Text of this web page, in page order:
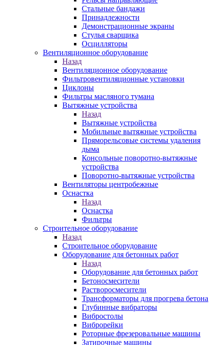
Стальные бандажи
Принадлежности
Демонстрационные экраны
Стулья сварщика
Осцилляторы
Вентиляционное оборудование
Назад
Вентиляционное оборудование
Фильтровентиляционные установки
Циклоны
Фильтры масляного тумана
Вытяжные устройства
Назад
Вытяжные устройства
Мобильные вытяжные устройства
Пряморельсовые системы удаления
дыма
Консольные поворотно-вытяжные
устройства
Поворотно-вытяжные устройства
Вентиляторы центробежные
Оснастка
Назад
Оснастка
Фильтры
Строительное оборудование
Назад
Строительное оборудование
Оборудование для бетонных работ
Назад
Оборудование для бетонных работ
Бетоносмесители
Растворосмесители
Трансформаторы для прогрева бетона
Глубинные вибраторы
Вибростолы
Виброрейки
Роторные фрезеровальные машины
Затирочные машины